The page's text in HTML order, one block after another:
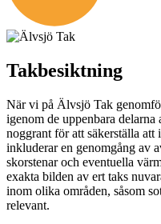
Takbesiktning
När vi på Älvsjö Tak
igenom de uppenbara
noggrant för att säkerställa att
inkluderar en genomgång av
skorstenar och eventuella
exakta bilden av ert taks
inom olika områden, såsom
relevant.